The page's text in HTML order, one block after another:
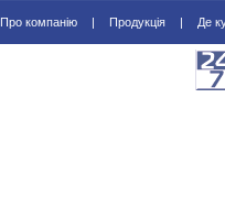
Про компанію | Продукція | Де